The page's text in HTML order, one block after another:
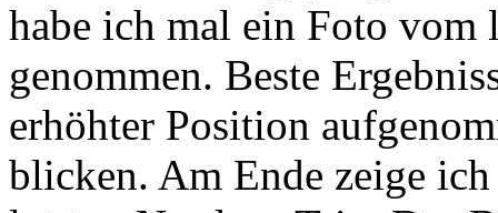
habe ich mal ein Foto vom
genommen. Beste
erhöhter Position
blicken. Am Ende zeige